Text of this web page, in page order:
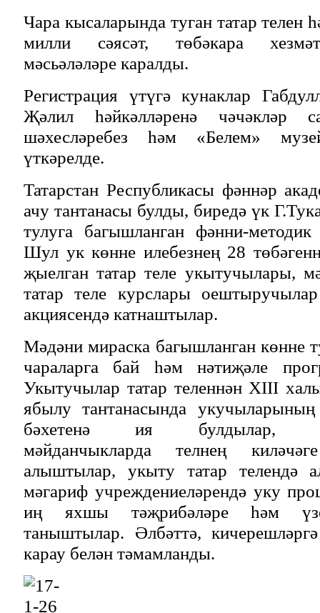
Чара кысаларында туган татар телен
милли сәясәт, төбәкара
мәсьәләләре каралды.
Регистрация үтүгә кунаклар
Җәлил һәйкәлләренә чәчәкләр
шәхесләребез һәм «Белем»
үткәрелде.
Татарстан Республикасы фәннәр
ачу тантанасы булды, биредә үк
тулуга багышланган фәнни-методик
Шул ук көнне илебезнең 28
җыелган татар теле укытучылары,
татар теле курслары
акциясендә катнаштылар.
Мәдәни мираска багышланган көнне
чараларга бай һәм нәтиҗәле
Укытучылар татар теленнән XIII
ябылу тантанасында
бәхетенә ия булдылар,
мәйданчыкларда телнең
алыштылар, укыту татар телендә
мәгариф учреждениеләрендә уку
иң яхшы тәҗрибәләре һәм
таныштылар. Әлбәттә,
карау белән тәмамланды.